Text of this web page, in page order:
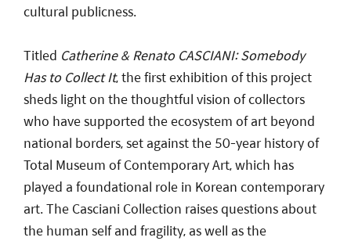
cultural publicness.
Titled Catherine & Renato CASCIANI: Somebody
Has to Collect It, the first exhibition of this project
sheds light on the thoughtful vision of collectors
who have supported the ecosystem of art beyond
national borders, set against the 50-year history of
Total Museum of Contemporary Art, which has
played a foundational role in Korean contemporary
art. The Casciani Collection raises questions about
the human self and fragility, as well as the